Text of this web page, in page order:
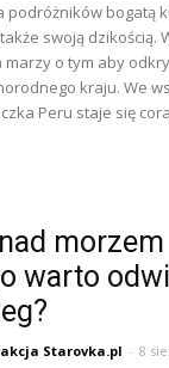
podróżników bogatą
swoją dzikością.
o tym aby
kraju. We
Peru staje się
warto
Starovka.pl - 8